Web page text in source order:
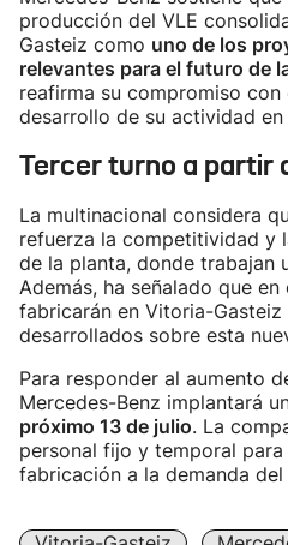
producción del VLE
Gasteiz como uno de los
relevantes para el futuro de
reafirma su compromiso
desarrollo de su actividad en
Tercer turno a partir
La multinacional considera
refuerza la competitividad y
de la planta, donde trabajan
Además, ha señalado que
fabricarán en Vitoria-
desarrollados sobre esta
Para responder al aumento
Mercedes-Benz implantará
próximo 13 de julio. La
personal fijo y temporal
fabricación a la demanda del